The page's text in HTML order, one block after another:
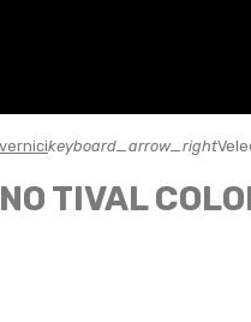
keyboard_arrow_right
TIVAL